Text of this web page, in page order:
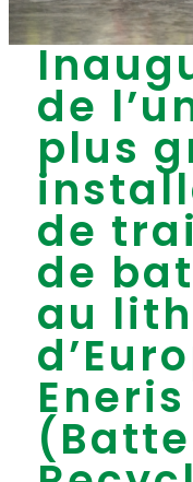
de
plus
de
de
au
Eneris